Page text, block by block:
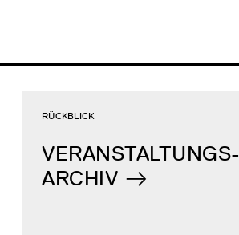
VERANSTALTUNGS-
ARCHIV
RÜCKBLICK